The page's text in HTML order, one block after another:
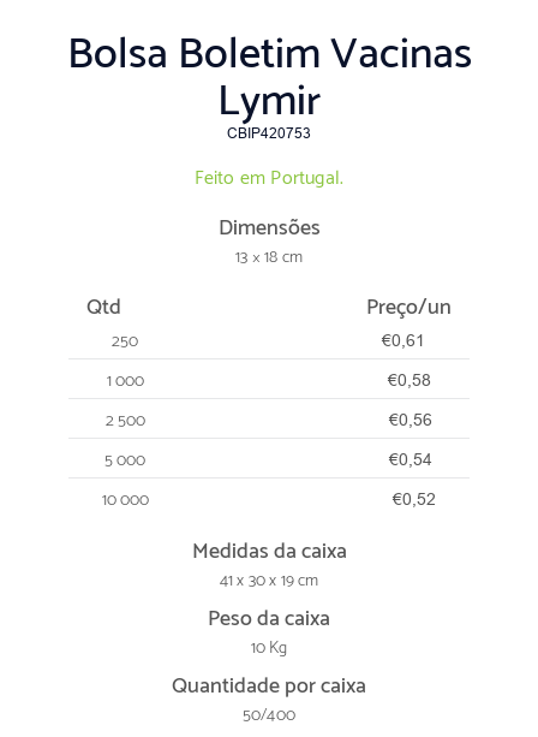
Bolsa Boletim Vacinas
Lymir
CBIP420753
Feito em Portugal.
Dimensões
13 × 18 cm
Qtd Preço/un
250 €0,61
1 000 €0,58
2 500 €0,56
5 000 €0,54
10 000 €0,52
Medidas da caixa
41 x 30 x 19 cm
Peso da caixa
10 Kg
Quantidade por caixa
50/400